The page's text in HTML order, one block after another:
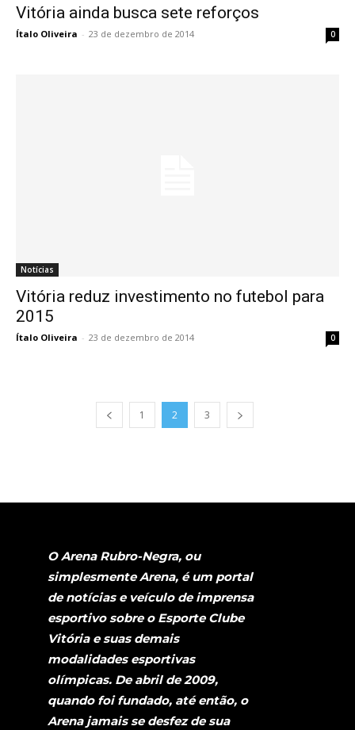
Vitória ainda busca sete reforços
Ítalo Oliveira - 23 de dezembro de 2014 0
Notícias
Vitória reduz investimento no futebol para
2015
Ítalo Oliveira - 23 de dezembro de 2014 0
1 2 3
O Arena Rubro-Negra, ou
simplesmente Arena, é um portal
de notícias e veículo de imprensa
esportivo sobre o Esporte Clube
Vitória e suas demais
modalidades esportivas
olímpicas. De abril de 2009,
quando foi fundado, até então, o
Arena jamais se desfez de sua